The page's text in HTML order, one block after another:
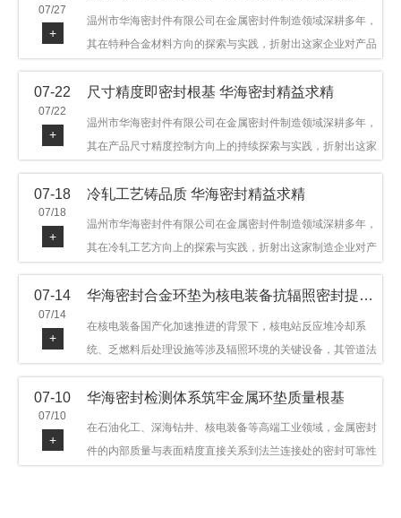
07/27
+
温州市华海密封件有限公司在金属密封件制造领域深耕多年，
其在特种合金材料方向的探索与实践，折射出这家企业对产品
品，可提供多种材质方案，在石油机械、管道法兰、采油树、
07-22
07/22
+
尺寸精度即密封根基 华海密封精益求精
温州市华海密封件有限公司在金属密封件制造领域深耕多年，
其在产品尺寸精度控制方向上的持续探索与实践，折射出这家
产品，广泛应用于石油机械、管道法兰、采油树、井口装置等
领域。本文从尺寸精度的技术内涵及企业工艺积累等角度，呈
现华海密封在该领域的务实探索与稳步发展。
07-18
07/18
+
冷轧工艺铸品质 华海密封精益求精
温州市华海密封件有限公司在金属密封件制造领域深耕多年，
其在冷轧工艺方向上的探索与实践，折射出这家制造企业对产
品，广泛应用于石油机械、管道法兰、采油树、井口装置等领
步发展。
07-14
07/14
+
华海密封合金环垫为核电装备抗辐照密封提供可靠保障
在核电装备国产化加速推进的背景下，核电站反应堆冷却系
统、乏燃料后处理设施等涉及辐照环境的关键设备，其管道法
定与密封可靠。温州市华海密封件科技有限公司深耕金属密封
领域二十余年，依托八角垫、椭圆垫及RX/BX系列高压环垫等
全系列产品，以特种合金材质体系，为核电装备抗辐照密封提
供针对性配套方案。
07-10
07/10
+
华海密封检测体系筑牢金属环垫质量根基
在石油化工、深海钻井、核电装备等高端工业领域，金属密封
件的内部质量与表面精度直接关系到法兰连接处的密封可靠性